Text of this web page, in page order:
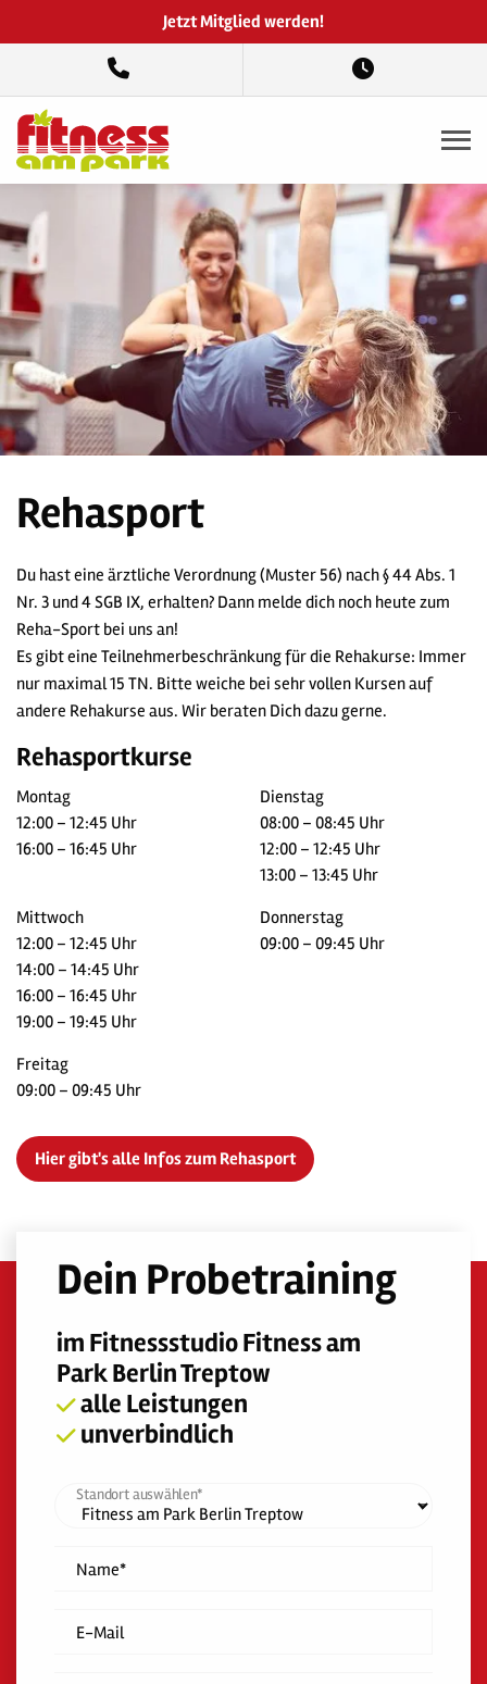
Jetzt Mitglied werden!
Rehasport
Du hast eine ärztliche Verordnung (Muster 56) nach § 44 Abs. 1
Nr. 3 und 4 SGB IX, erhalten? Dann melde dich noch heute zum
Reha-Sport bei uns an!
Es gibt eine Teilnehmerbeschränkung für die Rehakurse: Immer
nur maximal 15 TN. Bitte weiche bei sehr vollen Kursen auf
andere Rehakurse aus. Wir beraten Dich dazu gerne.
Rehasportkurse
Montag
12:00 – 12:45 Uhr
16:00 – 16:45 Uhr
Dienstag
08:00 – 08:45 Uhr
12:00 – 12:45 Uhr
13:00 – 13:45 Uhr
Mittwoch
12:00 – 12:45 Uhr
14:00 – 14:45 Uhr
16:00 – 16:45 Uhr
19:00 – 19:45 Uhr
Donnerstag
09:00 – 09:45 Uhr
Freitag
09:00 – 09:45 Uhr
Hier gibt's alle Infos zum Rehasport
Dein Probetraining
im Fitnessstudio Fitness am
Park Berlin Treptow
alle Leistungen
unverbindlich
Standort auswählen*
Name*
E-Mail